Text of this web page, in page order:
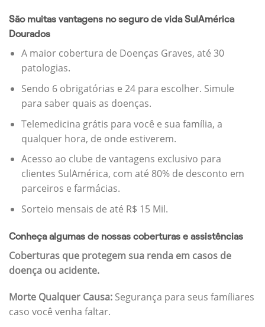
São muitas vantagens no seguro de vida SulAmérica
Dourados
A maior cobertura de Doenças Graves, até 30
patologias.
Sendo 6 obrigatórias e 24 para escolher. Simule
para saber quais as doenças.
Telemedicina grátis para você e sua família, a
qualquer hora, de onde estiverem.
Acesso ao clube de vantagens exclusivo para
clientes SulAmérica, com até 80% de desconto em
parceiros e farmácias.
Sorteio mensais de até R$ 15 Mil.
Conheça algumas de nossas coberturas e assistências
Coberturas que protegem sua renda em casos de
doença ou acidente.
Morte Qualquer Causa: Segurança para seus famíliares
caso você venha faltar.